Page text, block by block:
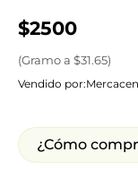
$2500
(Gramoa $31.65)
Vendido por:
¿Cómo